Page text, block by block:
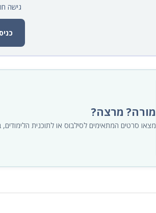
גישה
מורה? מרצה?
מצאו סרטים המתאימים לסילבוס או לתוכנית הלימודים,